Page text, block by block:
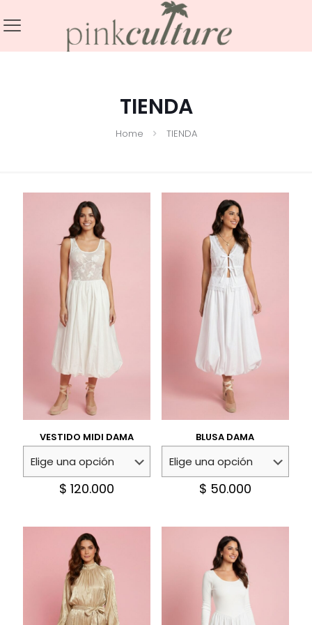
TIENDA
Home TIENDA
VESTIDO MIDI DAMA
$ 120.000
tiene
múltiples
variantes.
Las
opciones
se
pueden
BLUSA DAMA
$ 50.000
múltiples
variantes.
Las
opciones
pueden